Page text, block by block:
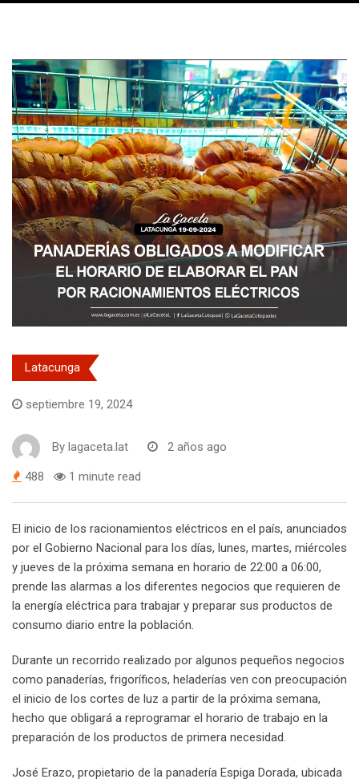
Latacunga
septiembre 19, 2024
By lagaceta.lat 2 años ago
488 1 minute read
El inicio de los racionamientos eléctricos en el país, anunciados
por el Gobierno Nacional para los días, lunes, martes, miércoles
y jueves de la próxima semana en horario de 22:00 a 06:00,
prende las alarmas a los diferentes negocios que requieren de
la energía eléctrica para trabajar y preparar sus productos de
consumo diario entre la población.
Durante un recorrido realizado por algunos pequeños negocios
como panaderías, frigoríficos, heladerías ven con preocupación
el inicio de los cortes de luz a partir de la próxima semana,
hecho que obligará a reprogramar el horario de trabajo en la
preparación de los productos de primera necesidad.
José Erazo, propietario de la panadería Espiga Dorada, ubicada